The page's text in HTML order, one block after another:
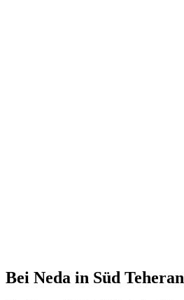
Bei Neda in Süd Teheran